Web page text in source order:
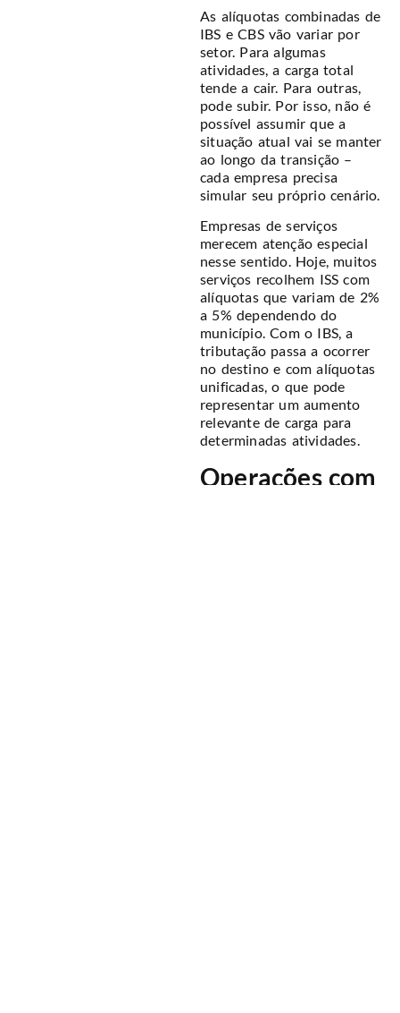
As alíquotas combinadas de
IBS e CBS vão variar por
setor. Para algumas
atividades, a carga total
tende a cair. Para outras,
pode subir. Por isso, não é
possível assumir que a
situação atual vai se manter
ao longo da transição –
cada empresa precisa
simular seu próprio cenário.
Empresas de serviços
merecem atenção especial
nesse sentido. Hoje, muitos
serviços recolhem ISS com
alíquotas que variam de 2%
a 5% dependendo do
município. Com o IBS, a
tributação passa a ocorrer
no destino e com alíquotas
unificadas, o que pode
representar um aumento
relevante de carga para
determinadas atividades.
Operações com